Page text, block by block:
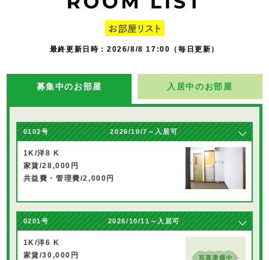
最終更新日時：2026/8/8 17:00（毎日更新）
募集中のお部屋 入居中のお部屋
0102号 2026/10/7～入居可
1K/洋8 K
家賃/28,000円
共益費・管理費/2,000円
0201号 2026/10/11～入居可
1K/洋6 K
家賃/30,000円